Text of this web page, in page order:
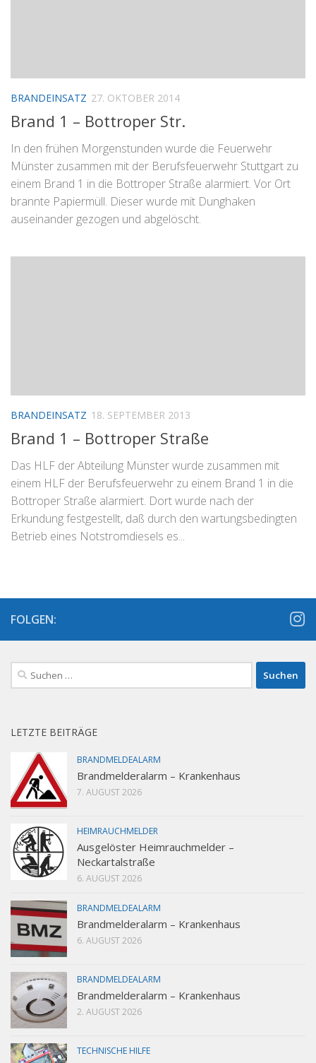
BRANDEINSATZ 27. OKTOBER 2014
Brand 1 – Bottroper Str.
In den frühen Morgenstunden wurde die Feuerwehr
Münster zusammen mit der Berufsfeuerwehr Stuttgart zu
einem Brand 1 in die Bottroper Straße alarmiert. Vor Ort
brannte Papiermüll. Dieser wurde mit Dunghaken
auseinander gezogen und abgelöscht.
BRANDEINSATZ 18. SEPTEMBER 2013
Brand 1 – Bottroper Straße
Das HLF der Abteilung Münster wurde zusammen mit
einem HLF der Berufsfeuerwehr zu einem Brand 1 in die
Bottroper Straße alarmiert. Dort wurde nach der
Erkundung festgestellt, daß durch den wartungsbedingten
Betrieb eines Notstromdiesels es...
FOLGEN:
Suchen
nach:
LETZTE BEITRÄGE
BRANDMELDEALARM
Brandmelderalarm – Krankenhaus
7. AUGUST 2026
HEIMRAUCHMELDER
Ausgelöster Heimrauchmelder –
Neckartalstraße
6. AUGUST 2026
BRANDMELDEALARM
Brandmelderalarm – Krankenhaus
6. AUGUST 2026
BRANDMELDEALARM
Brandmelderalarm – Krankenhaus
2. AUGUST 2026
TECHNISCHE HILFE